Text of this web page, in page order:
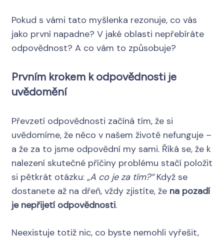
Pokud s vámi tato myšlenka rezonuje, co vás
jako první napadne? V jaké oblasti nepřebíráte
odpovědnost? A co vám to způsobuje?
Prvním krokem k odpovědnosti je
uvědomění
Převzetí odpovědnosti začíná tím, že si
uvědomíme, že něco v našem životě nefunguje –
a že za to jsme odpovědní my sami. Říká se, že k
nalezení skutečné příčiny problému stačí položit
si pětkrát otázku: „A co je za tím?“Když se
dostanete až na dřeň, vždy zjistíte, že na pozadí
je nepřijetí odpovědnosti.
Neexistuje totiž nic, co byste nemohli vyřešit,